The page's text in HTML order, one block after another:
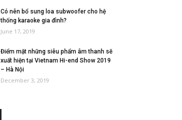
Có nên bổ sung loa subwoofer cho hệ
thống karaoke gia đình?
June 17, 2019
Điểm mặt những siêu phẩm âm thanh sẽ
xuất hiện tại Vietnam Hi-end Show 2019
– Hà Nội
December 3, 2019